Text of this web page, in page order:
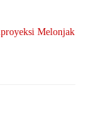
Melonjak